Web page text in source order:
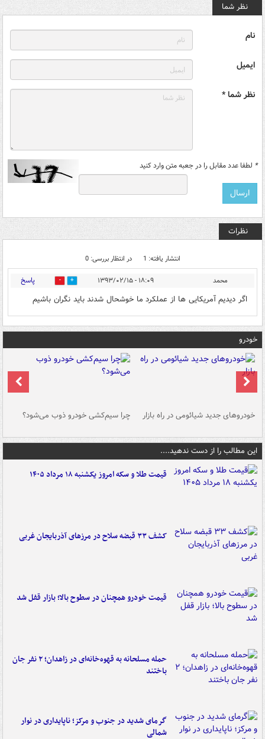
نظر شما
نام
ایمیل
نظر شما *
* لطفا عدد مقابل را در جعبه متن وارد کنید
نظرات
انتشار یافته: 1 در انتظار بررسی: 0
محمد ۱۸:۰۹ - ۱۳۹۳/۰۲/۱۵ 0 پاسخ
اگر دیدیم آمریکایی ها از عملکرد ما خوشحال شدند باید نگران باشیم
خودرو
خودروهای جدید شیائومی در راه بازار چرا سیم‌کشی خودرو ذوب می‌شود؟
این مطالب را از دست ندهید....
قیمت طلا و سکه امروز یکشنبه ۱۸ مرداد ۱۴۰۵
کشف ۳۳ قبضه سلاح در مرزهای آذربایجان غربی
قیمت خودرو همچنان در سطوح بالا؛ بازار قفل شد
حمله مسلحانه به قهوه‌خانه‌ای در زاهدان؛ ۲ نفر جان
باختند
گرمای شدید در جنوب و مرکز؛ ناپایداری در نوار
شمالی